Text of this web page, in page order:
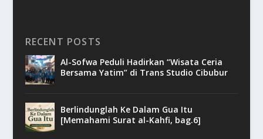
RECENT POSTS
Al-Sofwa Peduli Hadirkan “Wisata Ceria
Bersama Yatim” di Trans Studio Cibubur
Berlindunglah Ke Dalam Gua Itu
[Memahami Surat al-Kahfi, bag.6]